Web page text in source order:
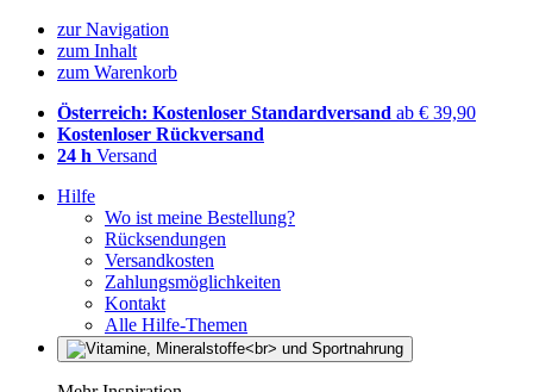
zur Navigation
zum Inhalt
zum Warenkorb
Österreich: Kostenloser Standardversand ab € 39,90
Kostenloser Rückversand
24 h Versand
Hilfe
Wo ist meine Bestellung?
Rücksendungen
Versandkosten
Zahlungsmöglichkeiten
Kontakt
Alle Hilfe-Themen